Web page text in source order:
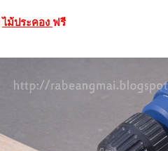
ไม้ประคอง ฟรี